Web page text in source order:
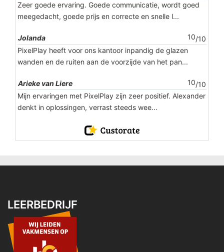
Zeer goede ervaring. Goede communicatie, wordt goed
meegedacht, goede prijs en correcte en snelle l...
Jolanda 10/10
PixelPlay heeft voor ons kantoor inpandig de glazen
wanden en de ruiten aan de voorzijde van het pan...
Arieke van Liere 10/10
Mijn ervaringen met PixelPlay zijn zeer positief. Alexander
denkt in oplossingen, verrast steeds wee...
LEERBEDRIJF